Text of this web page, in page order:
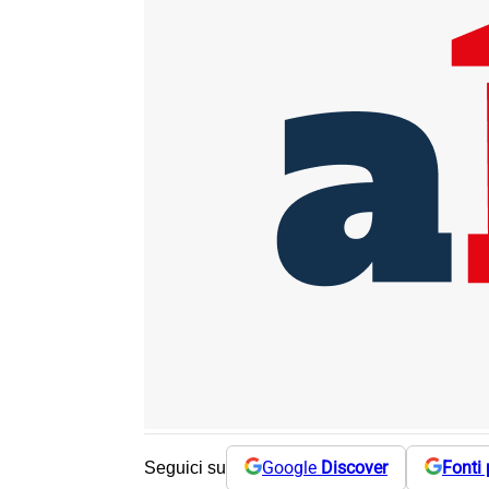
Seguici su Google Discover Fonti